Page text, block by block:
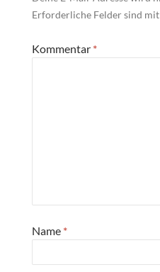
Erforderliche Felder sind mit
Kommentar *
Name *